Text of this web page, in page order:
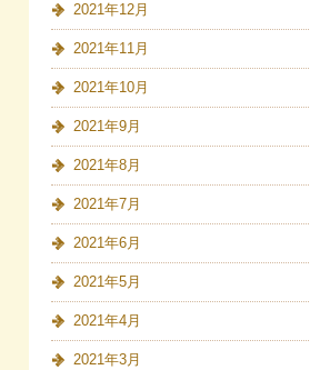
2021年12月
2021年11月
2021年10月
2021年9月
2021年8月
2021年7月
2021年6月
2021年5月
2021年4月
2021年3月